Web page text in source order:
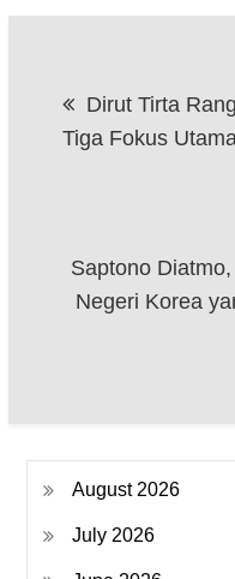
Dirut Tirta
Tiga Fokus
Saptono
Negeri Korea
August 2026
July 2026